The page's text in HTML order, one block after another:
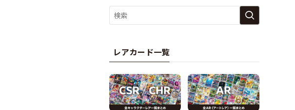
レアカード一覧